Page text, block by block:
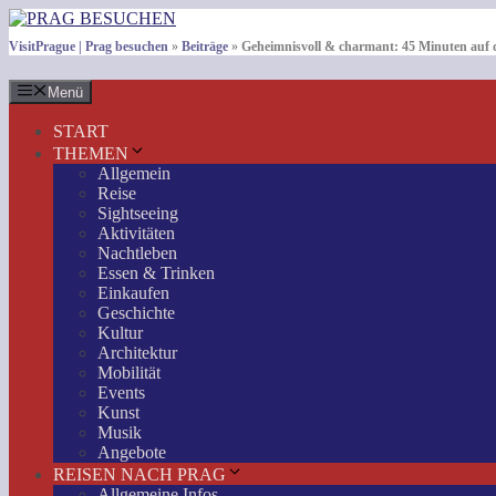
Zum
Inhalt
springen
VisitPrague | Prag besuchen » Beiträge » Geheimnisvoll & charmant: 45 Minuten auf
Menü
START
THEMEN
Allgemein
Reise
Sightseeing
Aktivitäten
Nachtleben
Essen & Trinken
Einkaufen
Geschichte
Kultur
Architektur
Mobilität
Events
Kunst
Musik
Angebote
REISEN NACH PRAG